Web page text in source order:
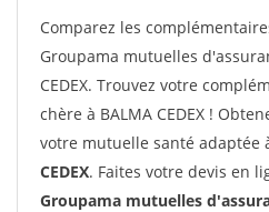
Comparez les
Groupama mutuelles
CEDEX. Trouvez votre
chère à BALMA CEDEX !
votre mutuelle santé adaptée
CEDEX. Faites votre devis en
Groupama mutuelles